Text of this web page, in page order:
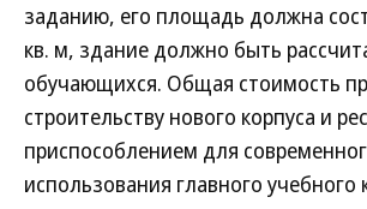
заданию, его площадь должна
кв. м, здание должно быть
обучающихся. Общая стоимость
строительству нового корпуса и
приспособлением для
использования главного учебного